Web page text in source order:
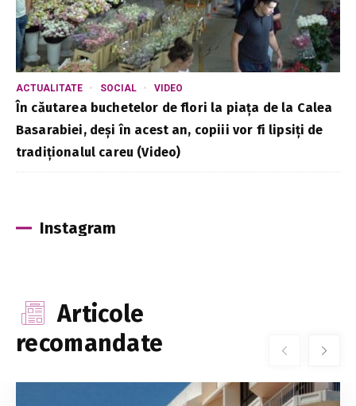
ACTUALITATE SOCIAL VIDEO
În căutarea buchetelor de flori la piața de la Calea
Basarabiei, deși în acest an, copiii vor fi lipsiți de
tradiționalul careu (Video)
Instagram
Articole
recomandate